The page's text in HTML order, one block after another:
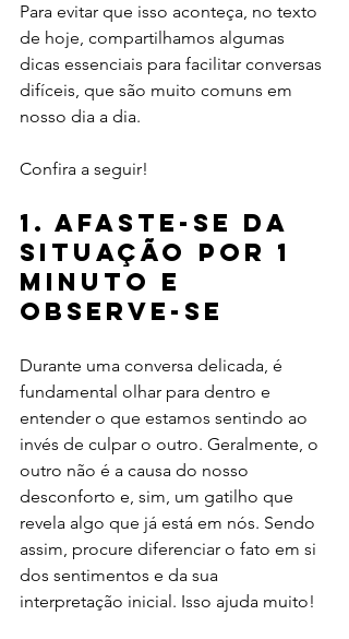
Para evitar que isso aconteça, no texto
de hoje, compartilhamos algumas
dicas essenciais para facilitar conversas
difíceis, que são muito comuns em
nosso dia a dia.
Confira a seguir!
1. Afaste-se da
situação por 1
minuto e
observe-se
Durante uma conversa delicada, é
fundamental olhar para dentro e
entender o que estamos sentindo ao
invés de culpar o outro. Geralmente, o
outro não é a causa do nosso
desconforto e, sim, um gatilho que
revela algo que já está em nós. Sendo
assim, procure diferenciar o fato em si
dos sentimentos e da sua
interpretação inicial. Isso ajuda muito!